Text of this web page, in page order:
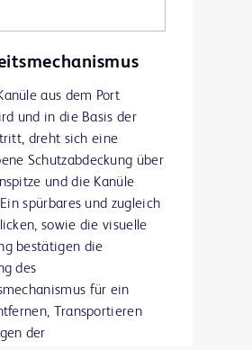
aus dem Port
und in die Basis der
dreht sich eine
Schutzabdeckung über
und die Kanüle
spürbares und zugleich
sowie die visuelle
bestätigen die
des
für ein
Transportieren
der